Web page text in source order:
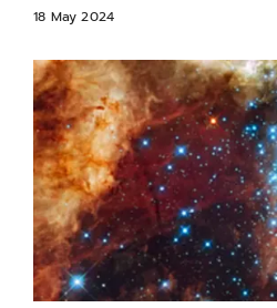
18 May 2024